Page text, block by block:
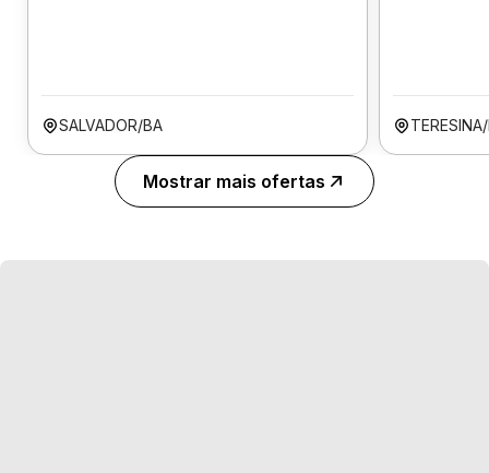
SALVADOR/BA
Mostrar mais ofertas